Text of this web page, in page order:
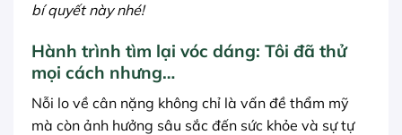
bí quyết này nhé!
Hành trình tìm lại vóc dáng: Tôi đã thử
mọi cách nhưng…
Nỗi lo về cân nặng không chỉ là vấn đề thẩm mỹ
mà còn ảnh hưởng sâu sắc đến sức khỏe và sự tự